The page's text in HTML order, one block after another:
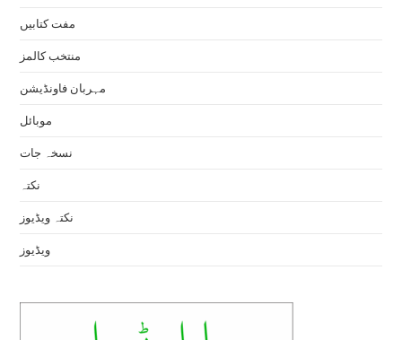
مفت کتابیں
منتخب کالمز
مہربان فاونڈیشن
موبائل
نسخہ جات
نکتہ
نکتہ ویڈیوز
ویڈیوز